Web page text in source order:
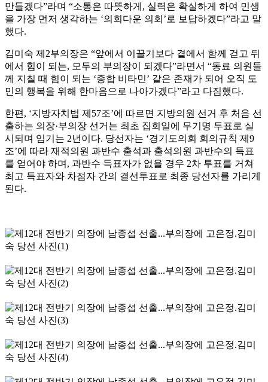
만들겠다”라며 “소통은 따뜻하게, 실력은 확실하게 하여 민생
을 가장 먼저 생각하는 ‘의회다운 의회’로 보답하겠다”라고 말
했다.
김미숙 제2부의장은 “앞에서 이끌기보다 곁에서 함께 걷고 뒤
에서 힘이 되는, 모두의 부의장이 되겠다”라면서 “동료 의원들
께 지칠 때 힘이 되는 ‘종합 비타민’ 같은 존재가 되어 오직 도
민의 행복을 위해 한마음으로 나아가겠다”라고 다짐했다.
한편, ‘지방자치법 제57조’에 따르면 지방의원 선거 후 처음 선
출하는 의장·부의장 선거는 최초 집회일에 무기명 투표로 실
시되며 임기는 2년이다. 당선자는 ‘경기도의회 회의규칙 제9
조’에 따라 재적의원 과반수 출석과 출석의원 과반수의 득표
를 얻어야 하며, 과반수 득표자가 없을 경우 2차 투표를 거쳐
최고 득표자와 차점자 간의 결선투표로 최종 당선자를 가리게
된다.